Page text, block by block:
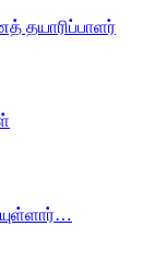
தயாரிப்பாளர்